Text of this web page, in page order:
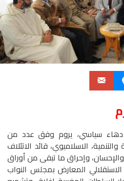
دهاء سياسي، يروم وفق عدد من
والتنمية، الاسلاميوي، قائد الاتئلاف
وإحراق ما تبقى من أوراق
المعارض بمجلس النواب